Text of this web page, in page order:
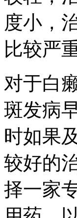
度小，
比较严
对于白
斑发病
时如果
较好的
择一家